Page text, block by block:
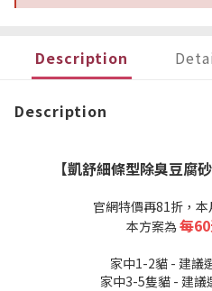
Description
Description
【凱舒細條型除臭豆腐
官網特價再81折，
本方案為每
家中1-2貓 - 建議
家中3-5隻貓 - 建議